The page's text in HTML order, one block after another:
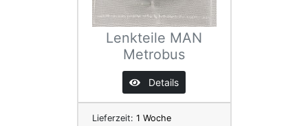
Lenkteile MAN
Metrobus
Details
Lieferzeit: 1 Woche